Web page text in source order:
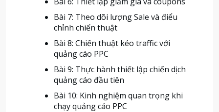
Bài 7: Theo dõi lượng Sale và điểu
chỉnh chiến thuật
Bài 8: Chiến thuật kéo traffic với
quảng cáo PPC
Bài 9: Thực hành thiết lập chiến dịch
quảng cáo đầu tiên
Bài 10: Kinh nghiệm quan trọng khi
chạy quảng cáo PPC